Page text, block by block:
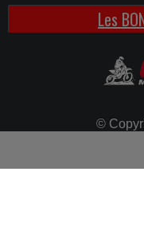
1.25 €Les
©